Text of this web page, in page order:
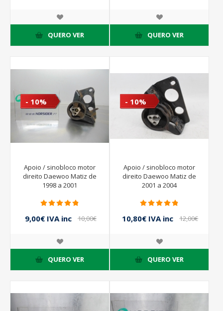
QUERO VER QUERO VER
- 10%
Apoio / sinobloco motor
direito Daewoo Matiz de
1998 a 2001
9,00€ IVA inc
10,00€
QUERO VER
- 10%
Apoio / sinobloco motor
direito Daewoo Matiz de
2001 a 2004
10,80€ IVA inc
12,00€
QUERO VER